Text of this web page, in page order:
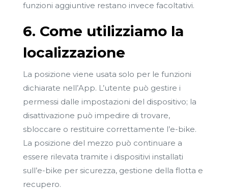
funzioni aggiuntive restano invece facoltativi.
6. Come utilizziamo la
localizzazione
La posizione viene usata solo per le funzioni
dichiarate nell’App. L’utente può gestire i
permessi dalle impostazioni del dispositivo; la
disattivazione può impedire di trovare,
sbloccare o restituire correttamente l’e-bike.
La posizione del mezzo può continuare a
essere rilevata tramite i dispositivi installati
sull’e-bike per sicurezza, gestione della flotta e
recupero.